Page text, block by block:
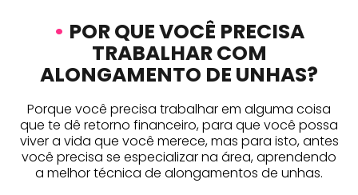
• POR QUE VOCÊ PRECISA
TRABALHAR COM
ALONGAMENTO DE UNHAS?
Porque você precisa trabalhar em alguma coisa
que te dê retorno financeiro, para que você possa
viver a vida que você merece, mas para isto, antes
você precisa se especializar na área, aprendendo
a melhor técnica de alongamentos de unhas.